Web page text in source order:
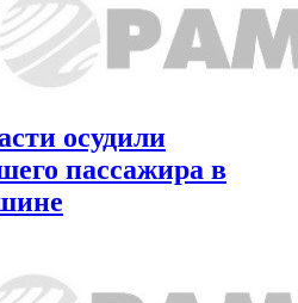
осудили
пассажира в